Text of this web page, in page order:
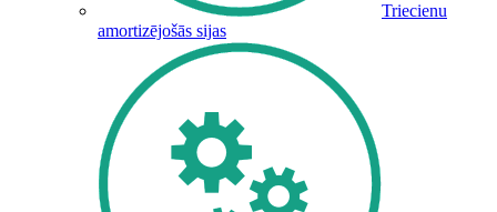
Triecienu
amortizējošās sijas